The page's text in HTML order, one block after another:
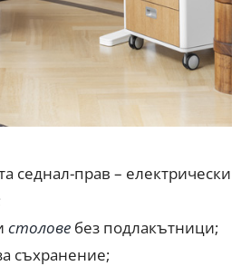
седнал-прав – електрически
столовебез подлакътници;
съхранение;